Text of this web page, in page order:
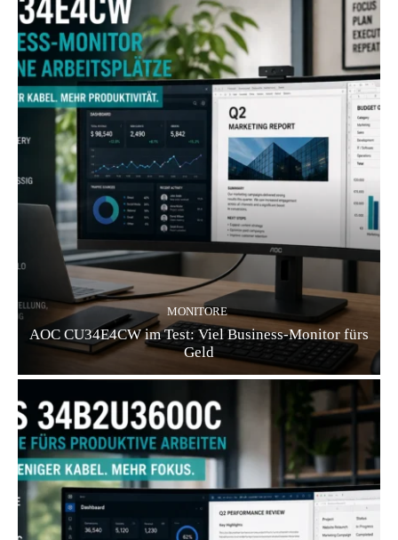
MONITORE
AOC CU34E4CW im Test: Viel Business-Monitor fürs
Geld